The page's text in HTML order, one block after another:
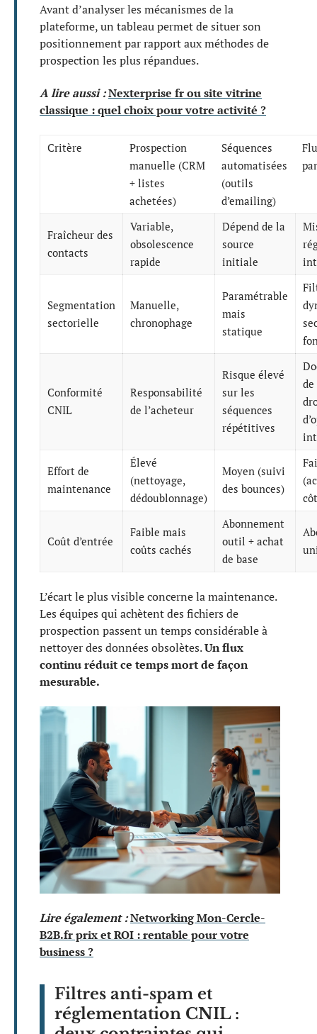
Avant d’analyser les mécanismes de la
plateforme, un tableau permet de situer son
positionnement par rapport aux méthodes de
prospection les plus répandues.
A lire aussi :Nexterprise fr ou site vitrine
classique : quel choix pour votre activité ?
Critère
Prospection
manuelle (CRM
+ listes
achetées)
Séquences
automatisées
(outils
d’emailing)
Fraîcheur des
contacts
Variable,
obsolescence
rapide
Dépend de la
source
initiale
Segmentation
sectorielle
Manuelle,
chronophage
Paramétrable
mais
statique
Conformité
CNIL
Responsabilité
de l’acheteur
Risque élevé
sur les
séquences
répétitives
Effort de
maintenance
Élevé
(nettoyage,
dédoublonnage)
Moyen (suivi
des bounces)
Coût d’entrée
Faible mais
coûts cachés
Abonnement
outil + achat
de base
L’écart le plus visible concerne la maintenance.
Les équipes qui achètent des fichiers de
prospection passent un temps considérable à
nettoyer des données obsolètes.Un flux
continu réduit ce temps mort de façon
mesurable.
Lire également :Networking Mon-Cercle-
B2B.fr prix et ROI : rentable pour votre
business ?
Filtres anti-spam et
réglementation CNIL :